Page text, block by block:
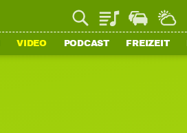
PlaylistStaupilot
VIDEO PODCAST FREIZEIT